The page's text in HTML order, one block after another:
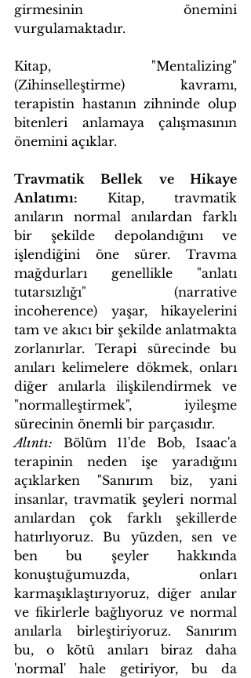
girmesinin önemini
vurgulamaktadır.
Kitap, "Mentalizing"
(Zihinselleştirme) kavramı,
terapistin hastanın zihninde olup
bitenleri anlamaya çalışmasının
önemini açıklar.
Travmatik Bellek ve Hikaye
Anlatımı: Kitap, travmatik
anıların normal anılardan farklı
bir şekilde depolandığını ve
işlendiğini öne sürer. Travma
mağdurları genellikle "anlatı
tutarsızlığı" (narrative
incoherence) yaşar, hikayelerini
tam ve akıcı bir şekilde anlatmakta
zorlanırlar. Terapi sürecinde bu
anıları kelimelere dökmek, onları
diğer anılarla ilişkilendirmek ve
"normalleştirmek", iyileşme
sürecinin önemli bir parçasıdır.
Alıntı: Bölüm 11'de Bob, Isaac'a
terapinin neden işe yaradığını
açıklarken "Sanırım biz, yani
insanlar, travmatik şeyleri normal
anılardan çok farklı şekillerde
hatırlıyoruz. Bu yüzden, sen ve
ben bu şeyler hakkında
konuştuğumuzda, onları
karmaşıklaştırıyoruz, diğer anılar
ve fikirlerle bağlıyoruz ve normal
anılarla birleştiriyoruz. Sanırım
bu, o kötü anıları biraz daha
'normal' hale getiriyor, bu da